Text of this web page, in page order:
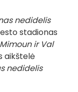
nedidelis
stadionas
ir Val
aikštelė
nedidelis